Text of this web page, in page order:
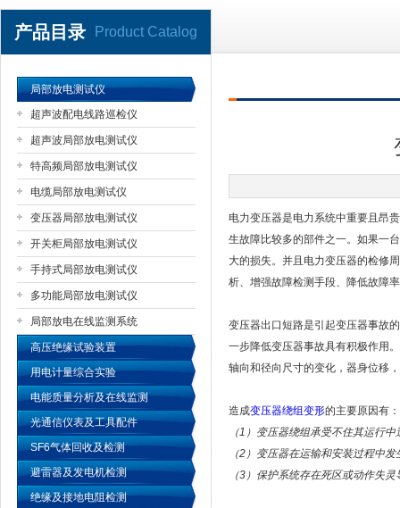
扬州国浩电气有限公司
产品目录 Product Catalog
局部放电测试仪
超声波配电线路巡检仪
超声波局部放电测试仪
特高频局部放电测试仪
电缆局部放电测试仪
变压器局部放电测试仪
开关柜局部放电测试仪
手持式局部放电测试仪
多功能局部放电测试仪
局部放电在线监测系统
高压绝缘试验装置
用电计量综合实验
电能质量分析及在线监测
光通信仪表及工具配件
SF6气体回收及检测
避雷器及发电机检测
绝缘及接地电阻检测
电力变压器是电力系统中重要且昂
生故障比较多的部件之一。如果一
大的损失。并且电力变压器的检修
析、增强故障检测手段、降低故障
变压器出口短路是引起变压器事故
一步降低变压器事故具有积极作用。
轴向和径向尺寸的变化，器身位移
造成变压器绕组变形的主要原因有：
（1）变压器绕组承受不住其运行
（2）变压器在运输和安装过程中
（3）保护系统存在死区或动作失